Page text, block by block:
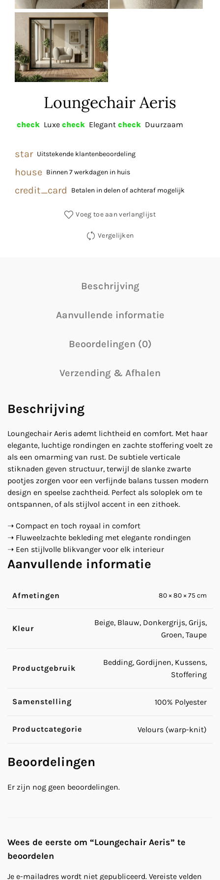
Loungechair Aeris
check Luxe check Elegant check Duurzaam
star Uitstekende klantenbeoordeling
house Binnen 7 werkdagen in huis
credit_card Betalen in delen of achteraf mogelijk
Voeg toe aan verlanglijst
Vergelijken
Beschrijving
Aanvullende informatie
Beoordelingen (0)
Verzending & Afhalen
Beschrijving
Loungechair Aeris ademt lichtheid en comfort. Met haar
elegante, luchtige rondingen en zachte stoffering voelt ze
als een omarming van rust. De subtiele verticale
stiknaden geven structuur, terwijl de slanke zwarte
pootjes zorgen voor een verfijnde balans tussen modern
design en speelse zachtheid. Perfect als soloplek om te
ontspannen, of als stijlvol accent in een zithoek.
➝ Compact en toch royaal in comfort
➝ Fluweelzachte bekleding met elegante rondingen
➝ Een stijlvolle blikvanger voor elk interieur
Aanvullende informatie
Afmetingen 80 × 80 × 75 cm
Kleur
Beige, Blauw, Donkergrijs, Grijs,
Groen, Taupe
Productgebruik
Bedding, Gordijnen, Kussens,
Stoffering
Samenstelling 100% Polyester
Productcategorie Velours (warp-knit)
Beoordelingen
Er zijn nog geen beoordelingen.
Wees de eerste om “Loungechair Aeris” te
beoordelen
Je e-mailadres wordt niet gepubliceerd. Vereiste velden